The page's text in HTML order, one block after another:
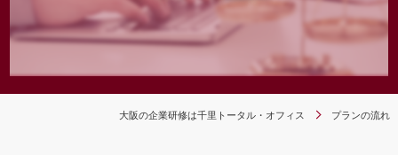
大阪の企業研修は千里トータル・オフィス プランの流れ